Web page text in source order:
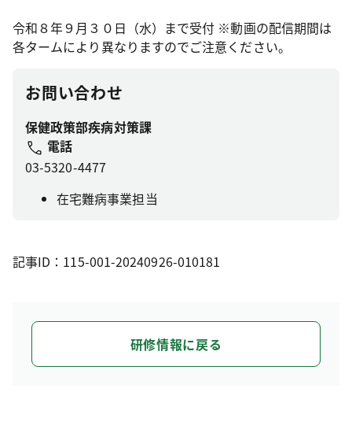
令和８年９月３０日（水）まで受付 ※動画の配信期間は
各タームにより異なりますのでご注意ください。
お問い合わせ
保健政策部疾病対策課
電話
03-5320-4477
在宅難病事業担当
記事ID：115-001-20240926-010181
研修情報に戻る